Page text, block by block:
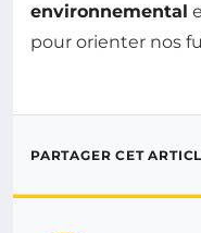
environnemental
pour orienter nos
PARTAGER CET